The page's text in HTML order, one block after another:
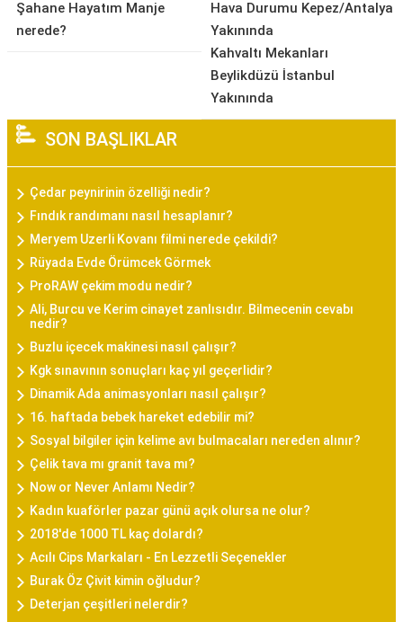
Şahane Hayatım Manje
nerede?
Hava Durumu Kepez/Antalya
Yakınında
Kahvaltı Mekanları
Beylikdüzü İstanbul
Yakınında
SON BAŞLIKLAR
Çedar peynirinin özelliği nedir?
Fındık randımanı nasıl hesaplanır?
Meryem Uzerli Kovanı filmi nerede çekildi?
Rüyada Evde Örümcek Görmek
ProRAW çekim modu nedir?
Ali, Burcu ve Kerim cinayet zanlısıdır. Bilmecenin cevabı
nedir?
Buzlu içecek makinesi nasıl çalışır?
Kgk sınavının sonuçları kaç yıl geçerlidir?
Dinamik Ada animasyonları nasıl çalışır?
16. haftada bebek hareket edebilir mi?
Sosyal bilgiler için kelime avı bulmacaları nereden alınır?
Çelik tava mı granit tava mı?
Now or Never Anlamı Nedir?
Kadın kuaförler pazar günü açık olursa ne olur?
2018'de 1000 TL kaç dolardı?
Acılı Cips Markaları - En Lezzetli Seçenekler
Burak Öz Çivit kimin oğludur?
Deterjan çeşitleri nelerdir?